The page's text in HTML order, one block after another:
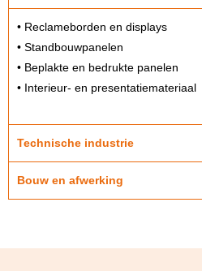
• Reclameborden en displays
• Standbouwpanelen
• Beplakte en bedrukte panelen
• Interieur- en presentatiemateriaal
Technische industrie
Bouw en afwerking